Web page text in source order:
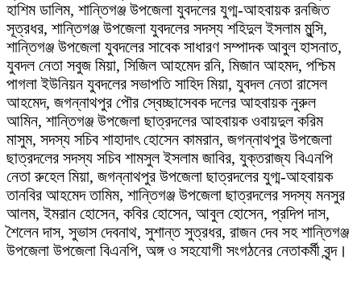
হাশিম ডালিম, শান্তিগঞ্জ উপজেলা যুবদলের যুগ্ম-আহবায়ক রনজিত
সূত্রধর, শান্তিগঞ্জ উপজেলা যুবদলের সদস্য শহিদুল ইসলাম মুন্সি,
শান্তিগঞ্জ উপজেলা যুবদলের সাবেক সাধারণ সম্পাদক আবুল হাসনাত,
যুবদল নেতা সবুজ মিয়া, সিজিল আহমেদ রনি, মিজান আহমদ, পশ্চিম
পাগলা ইউনিয়ন যুবদলের সভাপতি সাহিদ মিয়া, যুবদল নেতা রাসেল
আহমেদ, জগন্নাথপুর পৌর স্বেচ্ছাসেবক দলের আহবায়ক নুরুল
আমিন, শান্তিগঞ্জ উপজেলা ছাত্রদলের আহবায়ক ওবায়দুল করিম
মাসুম, সদস্য সচিব শাহাদাৎ হোসেন কামরান, জগন্নাথপুর উপজেলা
ছাত্রদলের সদস্য সচিব শামসুল ইসলাম জাবির, যুক্তরাজ্য বিএনপি
নেতা রুহেল মিয়া, জগন্নাথপুর উপজেলা ছাত্রদলের যুগ্ম-আহবায়ক
তানবির আহমেদ তামিম, শান্তিগঞ্জ উপজেলা ছাত্রদলের সদস্য মনসুর
আলম, ইমরান হোসেন, কবির হোসেন, আবুল হোসেন, প্রদিপ দাস,
শৈলেন দাস, সুভাস দেবনাথ, সুশান্ত সুত্রধর, রাজন দেব সহ শান্তিগঞ্জ
উপজেলা উপজেলা বিএনপি, অঙ্গ ও সহযোগী সংগঠনের নেতাকর্মী বৃন্দ।